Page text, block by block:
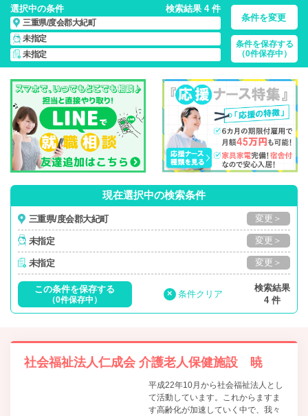
選択中の条件 検索結果 4 件
三重県/度会郡大紀町
未指定
未指定
条件を変更
条件を保存する
（0件保存中）
三重県/度会郡大紀町/正社員・パート・応援ナース・派遣の
看護師求人・派遣・転職・募集一覧
現在選択中の検索条件
三重県/度会郡大紀町 変更＞
未指定 変更＞
未指定 変更＞
この条件を保存する
（0件保存中）
× 条件クリア
検索結果
4 件
社会福祉法人仁成会 介護老人保健施設 暁
平成22年10月から社会福祉法人とし
て活動しています。これからますま
す高齢化が加速していく中で、我々